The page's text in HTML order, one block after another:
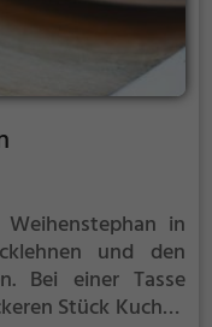
in
und den
Bei einer Tasse
Stück Kuchen